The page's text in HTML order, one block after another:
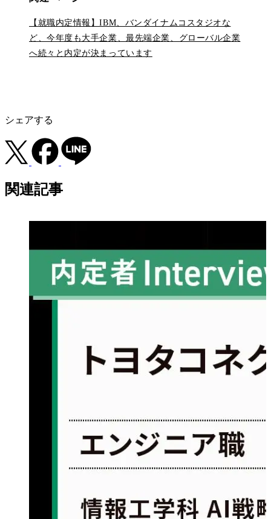
【就職内定情報】IBM、バンダイナムコスタジオな
ど、今年度も大手企業、最先端企業、グローバル企業
へ続々と内定が決まっています
シェアする
関連記事